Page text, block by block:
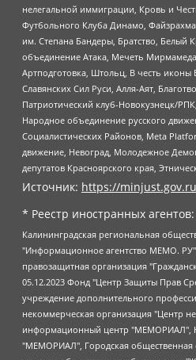
нелегальной иммиграции, Кровь и
Футбольного Клуба Динамо,
им. Степана Бандеры, Братство, Белый
объединение Атака, Мечеть
Артподготовка, Штольц, В честь
Славянских Сил Руси, Алля-Аят,
Патриотический клуб-Новокузнецк/
Народное объединение русского
Социалистических Районов, Meta
движение, Невоград, Молодежное
депутатов Красноярского края,
Источник: https://
* Реестр иностранных агентов:
Калининградская региональная общественная организация "Экозащита!-Женсовет", Фонд содействия защите прав и свобод граждан "Общественный вердикт", Фонд "Институт Развития Свободы Информации", Частное учреждение "Информационное агентство МЕМО. РУ", Региональная общественная организация "Общественная комиссия по сохранению наследия академика Сахарова", Фонд поддержки свободы прессы, Санкт-Петербургская общественная правозащитная организация "Гражданский контроль", Межрегиональная общественная организация "Информационно-просветительский центр "Мемориал", Региональный Фонд "Центр Защиты Прав Средств Массовой Информации", с 05.12.2023 Фонд "Центр Защиты Прав Средств массовой информации", Региональная общественная благотворительная организация помощи беженцам и мигрантам "Гражданское содействие", Негосударственное образовательное учреждение дополнительного профессионального образования (повышение квалификации) специалистов "АКАДЕМИЯ ПО ПРАВАМ ЧЕЛОВЕКА", Свердловская региональная общественная организация "Сутяжник", Автономная некоммерческая организация "Центр независимых социологических исследований", Союз общественных объединений "Российский исследовательский центр по правам человека", Региональное общественное учреждение научно-информационный центр "МЕМОРИАЛ", Некоммерческая организация "Фонд защиты гласности", Автономная некоммерческая организация "Институт прав человека", Городская общественная организация "Екатеринбургское общество "МЕМОРИАЛ", Городская общественная организация "Рязанское историко-просветительское и правозащитное общество "Мемориал" (Рязанский Мемориал), Челябинский региональный орган общественной самодеятельности – женское